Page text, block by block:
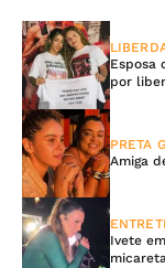
Esposa
por
PRETA
Amiga
Ivete